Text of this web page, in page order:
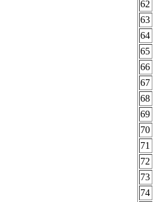
62
63
64
65
66
67
68
69
70
71
72
73
74